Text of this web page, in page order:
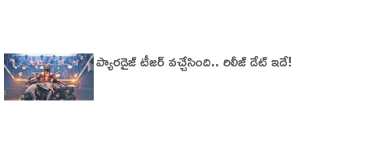
ప్యారడైజ్‌ టీజర్‌ వచ్చేసింది.. రిలీజ్‌ డేట్‌ ఇదే!